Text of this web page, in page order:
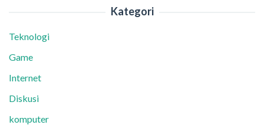
Kategori
Teknologi
Game
Internet
Diskusi
komputer